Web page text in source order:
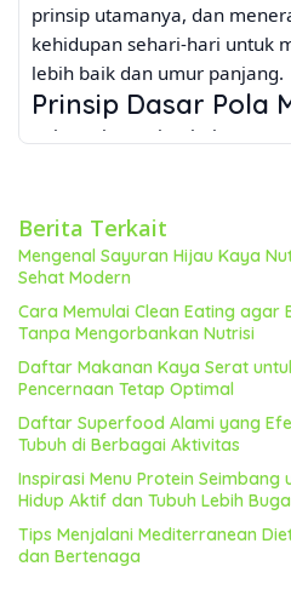
prinsip utamanya, dan
kehidupan sehari-hari untuk
lebih baik dan umur panjang.
Prinsip Dasar Pola
Pola makan sehat bukan
Konsumsi Makanan
Tubuh Anda membutuhkan
berfungsi dengan baik.
satu jenis makanan.
memasukkan buah-buahan,
tanpa lemak, dan lemak
Anda. Semakin beragam
konsumsi, semakin lengkap
Batasi Makanan Olahan
Makanan olahan seringkali
penyakit kronis seperti
Berita Terkait
Mengenal Sayuran Hijau Kaya
Sehat Modern
Cara Memulai Clean Eating agar
Tanpa Mengorbankan Nutrisi
Daftar Makanan Kaya Serat
Pencernaan Tetap Optimal
Daftar Superfood Alami yang
Tubuh di Berbagai Aktivitas
Inspirasi Menu Protein Seimbang
Hidup Aktif dan Tubuh Lebih
Tips Menjalani Mediterranean
dan Bertenaga